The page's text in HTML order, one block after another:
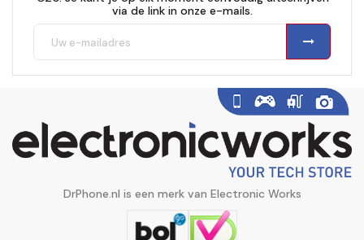
via de link in onze e-mails.
DrPhone.nl is een merk van Electronic Works